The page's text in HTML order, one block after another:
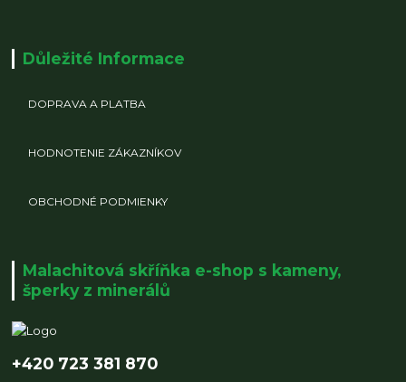
Důležité Informace
DOPRAVA A PLATBA
HODNOTENIE ZÁKAZNÍKOV
OBCHODNÉ PODMIENKY
Malachitová skříňka e-shop s kameny,
šperky z minerálů
+420 723 381 870